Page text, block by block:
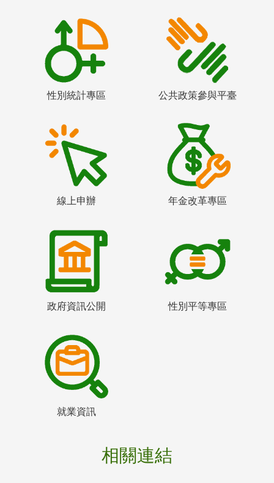
性別統計專區 公共政策參與平臺
線上申辦 年金改革專區
政府資訊公開 性別平等專區
就業資訊
相關連結